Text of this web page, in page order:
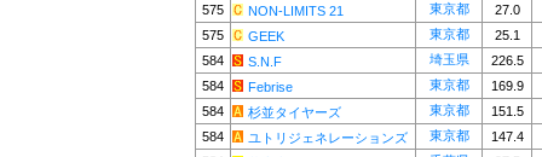
575
NON-LIMITS 21 東京都
27.0
575
GEEK 東京都
25.1
584
S.N.F 埼玉県
226.5
584
Febrise 東京都
169.9
584
杉並タイヤーズ 東京都
151.5
584
ユトリジェネレーションズ 東京都
147.4